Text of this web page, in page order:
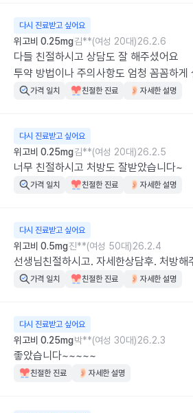
다시 진료받고 싶어요
위고비 0.25mg김**(여성 20대)26.2.6
다들 친절하시고 상담도 잘 해주셨어요
투약 방법이나 주의사항도 엄청 꼼꼼하게
가격 일치 친절한 진료 자세한 설명
다시 진료받고 싶어요
위고비 0.25mg김**(여성 20대)26.2.5
너무 친절하시고 처방도 잘받았습니다~
가격 일치 친절한 진료 자세한 설명
다시 진료받고 싶어요
위고비 0.5mg진**(여성 50대)26.2.4
선생님친절하시고. 자세한상담후. 처방해
가격 일치 친절한 진료 자세한 설명
다시 진료받고 싶어요
위고비 0.25mg박**(여성 30대)26.2.3
좋았습니다~~~~~
친절한 진료 자세한 설명